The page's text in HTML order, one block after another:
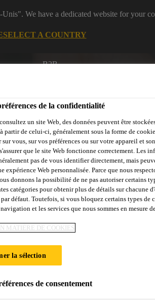
We have a dedicated website for your
SELECT A COUNTRY
B2B
&
Sols
Collage &
Jointoiement
de la confidentialité
un site Web, des données peuvent être
partir de celui-ci, généralement sous la forme de
vous, sur vos préférences ou sur votre appareil et
que le site Web fonctionne correctement. Les
pas de vous identifier directement, mais
expérience Web personnalisée. Parce que nous
donnons la possibilité de ne pas autoriser certains
catégories pour obtenir plus de détails sur chacune
par défaut. Toutefois, si vous bloquez certains types de
et les services que nous sommes en mesure
MATIÈRE DE COOKIES
la sélection
de consentement